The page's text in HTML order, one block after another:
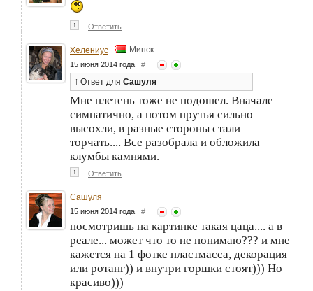
↑ Ответить
Хелениус Минск
15 июня 2014 года #
↑ Ответ для Сашуля
Мне плетень тоже не подошел. Вначале
симпатично, а потом прутья сильно
высохли, в разные стороны стали
торчать.... Все разобрала и обложила
клумбы камнями.
↑ Ответить
Сашуля
15 июня 2014 года #
посмотришь на картинке такая цаца.... а в
реале... может что то не понимаю??? и мне
кажется на 1 фотке пластмасса, декорация
или ротанг)) и внутри горшки стоят))) Но
красиво)))